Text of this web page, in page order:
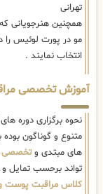
تهرانی
همچنین هنرجویانی
مو در پورت لوئیس را
انتخاب نمایند .
آموزش تخصصی
نحوه برگزاری دوره
متنوع و گوناگون
های مبتدی وتخصصی
تواند برحسب تمایل
کلاس مراقبت پوست